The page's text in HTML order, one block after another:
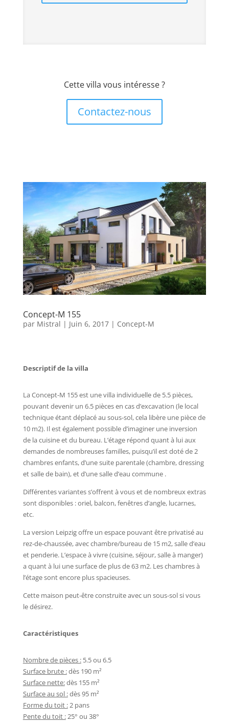
Cette villa vous intéresse ?
Contactez-nous
Concept-M 155
par Mistral | Juin 6, 2017| Concept-M
Descriptif de la villa
La Concept-M 155 est une villa individuelle de 5.5 pièces,
pouvant devenir un 6.5 pièces en cas d’excavation (le local
technique étant déplacé au sous-sol, cela libère une pièce de
10 m2). Il est également possible d’imaginer une inversion
de la cuisine et du bureau. L’étage répond quant à lui aux
demandes de nombreuses familles, puisqu’il est doté de 2
chambres enfants, d’une suite parentale (chambre, dressing
et salle de bain), et d’une salle d’eau commune .
Différentes variantes s’offrent à vous et de nombreux extras
sont disponibles : oriel, balcon, fenêtres d’angle, lucarnes,
etc.
La version Leipzig offre un espace pouvant être privatisé au
rez-de-chaussée, avec chambre/bureau de 15 m2, salle d’eau
et penderie. L’espace à vivre (cuisine, séjour, salle à manger)
a quant à lui une surface de plus de 63 m2. Les chambres à
l’étage sont encore plus spacieuses.
Cette maison peut-être construite avec un sous-sol si vous
le désirez.
Caractéristiques
Nombre de pièces :5.5 ou 6.5
Surface brute :dès 190 m²
Surface nette:dès 155 m²
Surface au sol :dès 95 m²
Forme du toit :2 pans
Pente du toit :25° ou 38°